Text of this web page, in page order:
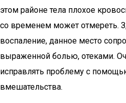
этом районе тела плохое
со временем может отмереть.
воспаление, данное место
выраженной болью, отеками.
исправлять проблему с
вмешательства.